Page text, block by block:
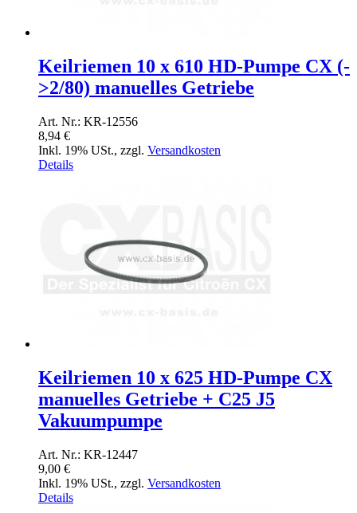
Keilriemen 10 x 610 HD-Pumpe CX (-
>2/80) manuelles Getriebe
Art. Nr.: KR-12556
8,94 €
Inkl. 19% USt., zzgl. Versandkosten
Details
Keilriemen 10 x 625 HD-Pumpe CX
manuelles Getriebe + C25 J5
Vakuumpumpe
Art. Nr.: KR-12447
9,00 €
Inkl. 19% USt., zzgl. Versandkosten
Details